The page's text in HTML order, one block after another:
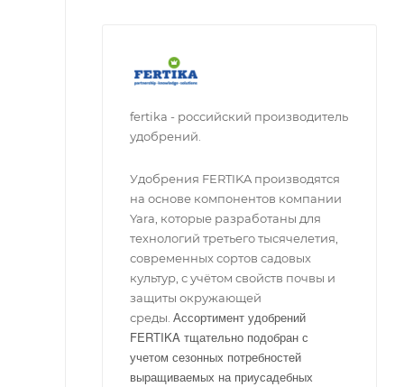
fertika - российский производитель
удобрений.
Удобрения FERTIKA производятся
на основе компонентов компании
Yara, которые разработаны для
технологий третьего тысячелетия,
современных сортов садовых
культур, с учётом свойств почвы и
защиты окружающей
среды. Ассортимент удобрений
FERTIKA тщательно подобран с
учетом сезонных потребностей
выращиваемых на приусадебных